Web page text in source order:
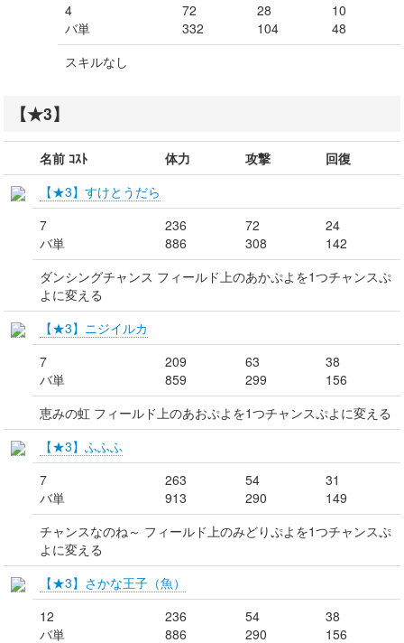
4
バ単
72
332
28
104
10
48
スキルなし
【★3】
名前 ｺｽﾄ 体力 攻撃
回復
【★3】すけとうだら
7
バ単
236
886
72
308
24
142
ダンシングチャンス フィールド上のあかぷよを1つチャンスぷ
よに変える
【★3】ニジイルカ
7
バ単
209
859
63
299
38
156
恵みの虹 フィールド上のあおぷよを1つチャンスぷよに変える
【★3】ふふふ
7
バ単
263
913
54
290
31
149
チャンスなのね～ フィールド上のみどりぷよを1つチャンスぷ
よに変える
【★3】さかな王子（魚）
12
バ単
236
886
54
290
38
156